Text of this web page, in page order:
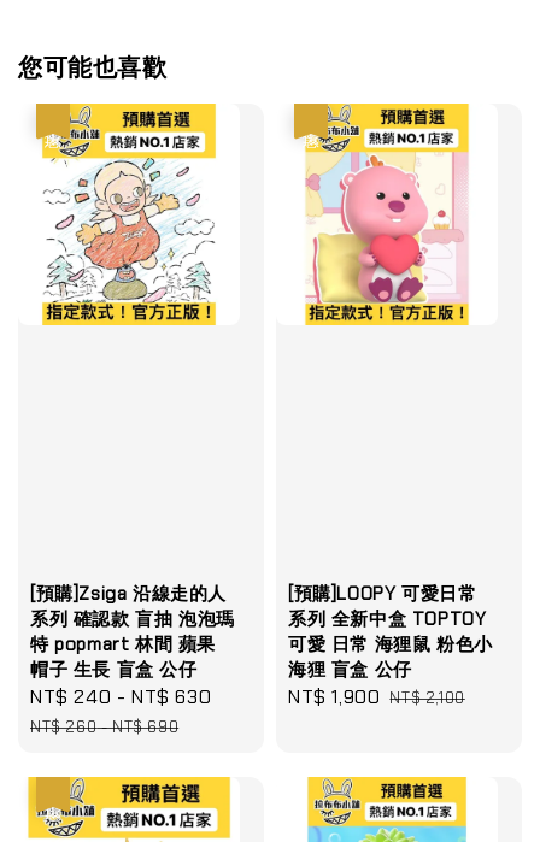
您可能也喜歡
[預購]Zsiga 沿線走的人
系列 確認款 盲抽 泡泡瑪
特 popmart 林間 蘋果
帽子 生長 盲盒 公仔
Sale
price
NT$ 240 -NT$ 630
Regular
NT$ 260-NT$ 690
[預購]LOOPY 可愛日常
系列 全新中盒 TOPTOY
可愛 日常 海狸鼠 粉色小
海狸 盲盒 公仔
Sale
NT$ 1,900 Regular
NT$ 2,100